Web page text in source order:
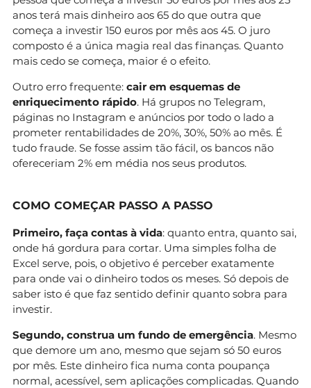
anos terá mais dinheiro aos 65 do que outra que
começa a investir 150 euros por mês aos 45. O juro
composto é a única magia real das finanças. Quanto
mais cedo se começa, maior é o efeito.
Outro erro frequente: cair em esquemas de
enriquecimento rápido. Há grupos no Telegram,
páginas no Instagram e anúncios por todo o lado a
prometer rentabilidades de 20%, 30%, 50% ao mês. É
tudo fraude. Se fosse assim tão fácil, os bancos não
ofereceriam 2% em média nos seus produtos.
COMO COMEÇAR PASSO A PASSO
Primeiro, faça contas à vida: quanto entra, quanto sai,
onde há gordura para cortar. Uma simples folha de
Excel serve, pois, o objetivo é perceber exatamente
para onde vai o dinheiro todos os meses. Só depois de
saber isto é que faz sentido definir quanto sobra para
investir.
Segundo, construa um fundo de emergência. Mesmo
que demore um ano, mesmo que sejam só 50 euros
por mês. Este dinheiro fica numa conta poupança
normal, acessível, sem aplicações complicadas. Quando